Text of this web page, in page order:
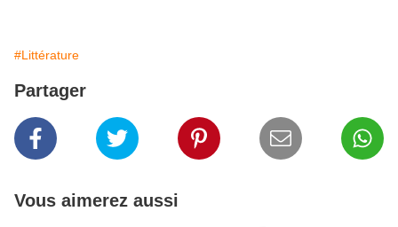
#Littérature
Partager
Vous aimerez aussi